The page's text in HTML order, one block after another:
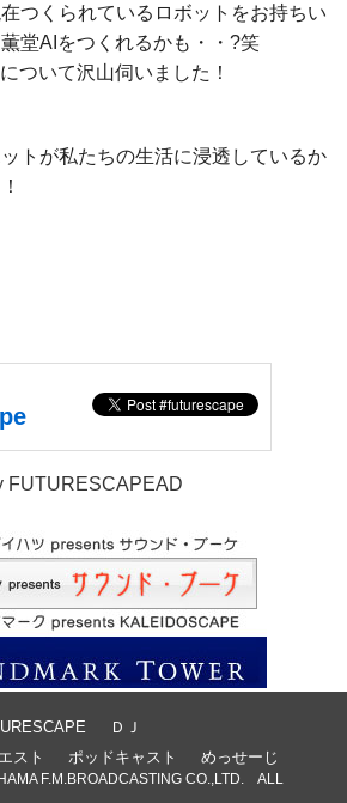
つくられているロボットをお持ちい
堂AIをつくれるかも・・?笑
ついて沢山伺いました！
トが私たちの生活に浸透しているか
FUTURESCAPEAD
ＤＪ
スト
ポッドキャスト めっせーじ
F.M.BROADCASTING CO.,LTD. ALL